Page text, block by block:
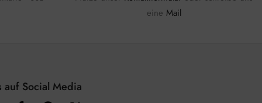
eine Mail
auf Social Media